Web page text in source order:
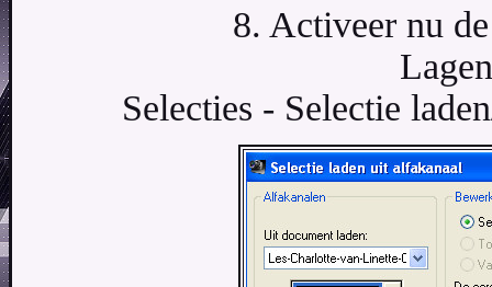
8. Activeer nu
Selecties - Selectie